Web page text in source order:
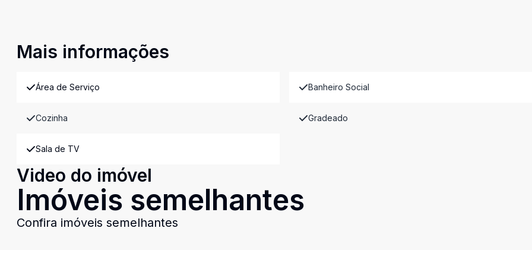
Mais informações
Área de Serviço Banheiro Social
Cozinha Gradeado
Sala de TV
Video do imóvel
Imóveis semelhantes
Confira imóveis semelhantes